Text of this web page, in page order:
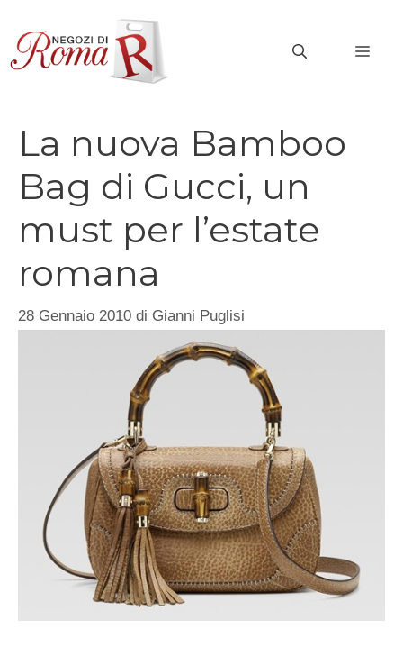
contenuto
La nuova Bamboo
Bag di Gucci, un
must per l’estate
romana
28 Gennaio 2010 di Gianni Puglisi